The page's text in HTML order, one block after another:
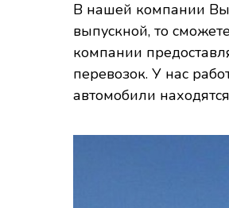
В нашей компании Вы
выпускной, то
компании
перевозок. У нас
автомобили